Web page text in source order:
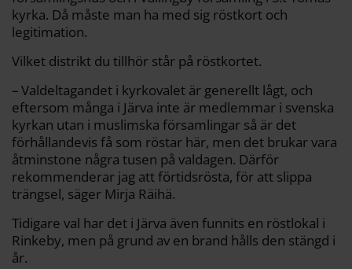
kyrka. Då måste man ha med sig röstkort och
legitimation.
Vilket distrikt du tillhör står på röstkortet.
– Valdeltagandet i kyrkovalet är generellt lågt, och
eftersom många i Järva inte är medlemmar i svenska
kyrkan utan i muslimska församlingar så är det
förhållandevis få som röstar här, men det brukar vara
åtminstone några tusen på valdagen. Därför
rekommenderar jag att förtidsrösta, för att slippa
trängsel, säger Mirja Räihä.
Tidigare val har det i Järva även funnits en röstlokal i
Rinkeby, men på grund av en brand hålls den stängd i
år.